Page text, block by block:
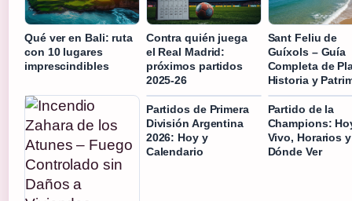
Qué ver en Bali: ruta
con 10 lugares
imprescindibles
Contra quién juega
el Real Madrid:
próximos partidos
2025-26
Sant Feliu de
Guíxols – Guía
Completa de
Historia y
Partidos de Primera
División Argentina
2026: Hoy y
Calendario
Partido de la
Champions:
Vivo, Horarios y
Dónde Ver